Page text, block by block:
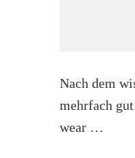
Nach dem
mehrfach
wear …